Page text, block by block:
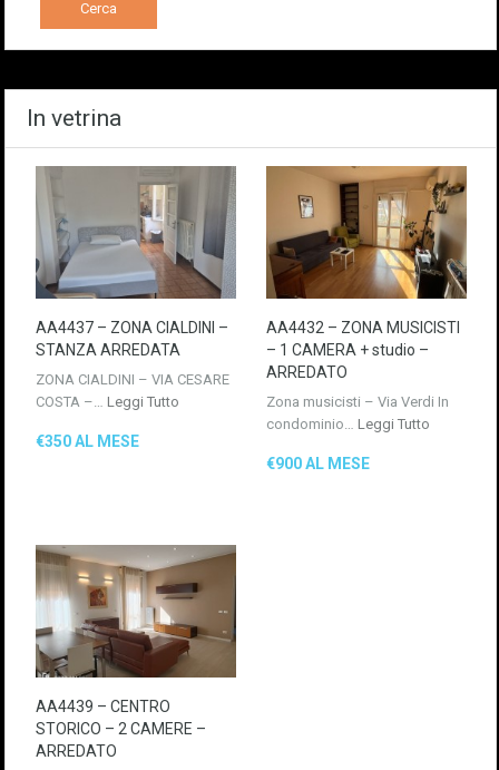
In vetrina
AA4437 – ZONA CIALDINI –
STANZA ARREDATA
ZONA CIALDINI – VIA CESARE
COSTA –… Leggi Tutto
€350 AL MESE
AA4432 – ZONA MUSICISTI
– 1 CAMERA + studio –
ARREDATO
Zona musicisti – Via Verdi In
condominio… Leggi Tutto
€900 AL MESE
AA4439 – CENTRO
STORICO – 2 CAMERE –
ARREDATO